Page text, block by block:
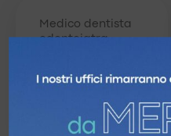
Medico dentista
odontoiatra
Infortuni